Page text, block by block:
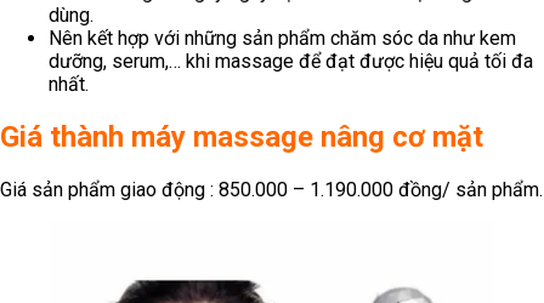
dùng.
Nên kết hợp với những sản phẩm chăm sóc da như kem
dưỡng, serum,… khi massage để đạt được hiệu quả tối đa
nhất.
Giá thành máy massage nâng cơ mặt
Giá sản phẩm giao động : 850.000 – 1.190.000 đồng/ sản phẩm.